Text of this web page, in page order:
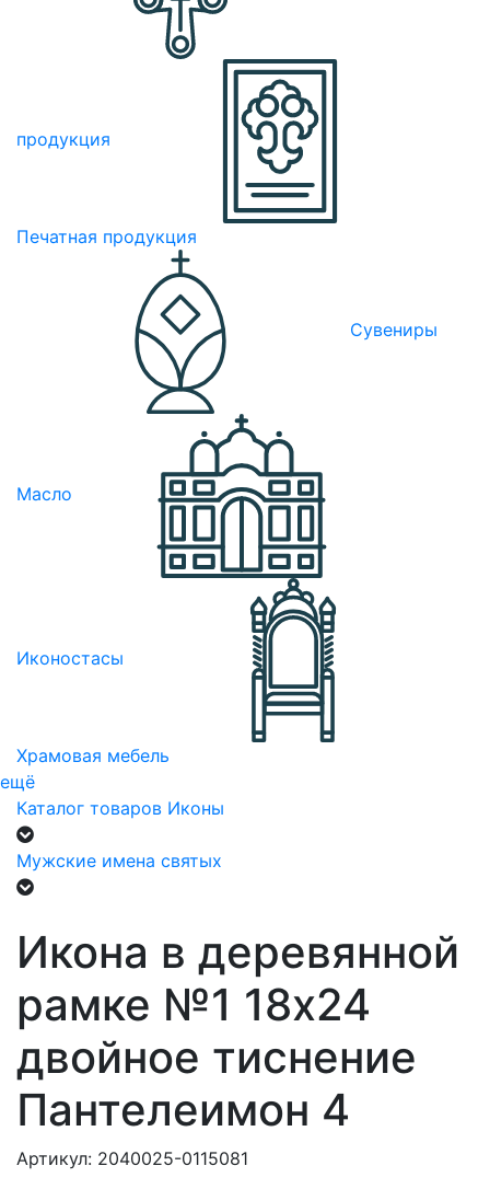
продукция
Печатная продукция
Сувениры
Масло
Иконостасы
Храмовая мебель
ещё
Каталог товаров Иконы
Мужские имена святых
Икона в деревянной
рамке №1 18х24
двойное тиснение
Пантелеимон 4
Артикул: 2040025-0115081